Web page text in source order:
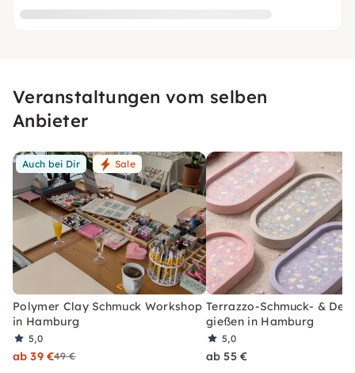
Veranstaltungen vom selben
Anbieter
Auch bei Dir Sale
Polymer Clay Schmuck Workshop
in Hamburg
5,0
ab 39 €49 €
Terrazzo-Schmuck- &
gießen in Hamburg
5,0
ab 55 €